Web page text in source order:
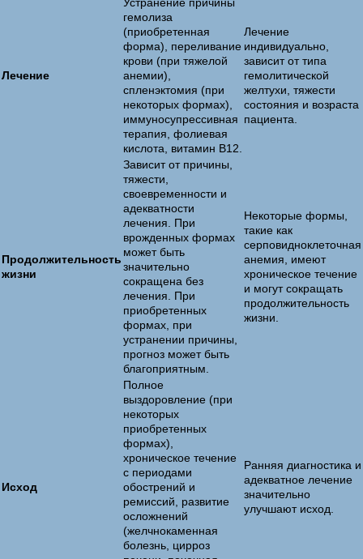
Лечение
гемолиза
(приобретенная
форма), переливание
крови (при тяжелой
анемии),
спленэктомия (при
некоторых формах),
иммуносупрессивная
терапия, фолиевая
кислота, витамин B12.
Лечение
индивидуально,
зависит от типа
гемолитической
желтухи, тяжести
состояния и возраста
пациента.
Продолжительность
жизни
Зависит от причины,
тяжести,
своевременности и
адекватности
лечения. При
врожденных формах
может быть
значительно
сокращена без
лечения. При
приобретенных
формах, при
устранении причины,
прогноз может быть
благоприятным.
Некоторые формы,
такие как
серповидноклеточная
анемия, имеют
хроническое течение
и могут сокращать
продолжительность
жизни.
Исход
Полное
выздоровление (при
некоторых
приобретенных
формах),
хроническое течение
с периодами
обострений и
ремиссий, развитие
осложнений
(желчнокаменная
болезнь, цирроз
Ранняя диагностика и
адекватное лечение
значительно
улучшают исход.